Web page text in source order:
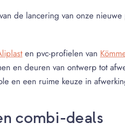
de lancering van onze
en pvc-profielen van
en deuren van ontwerp tot
en een ruime keuze in
combi-deals